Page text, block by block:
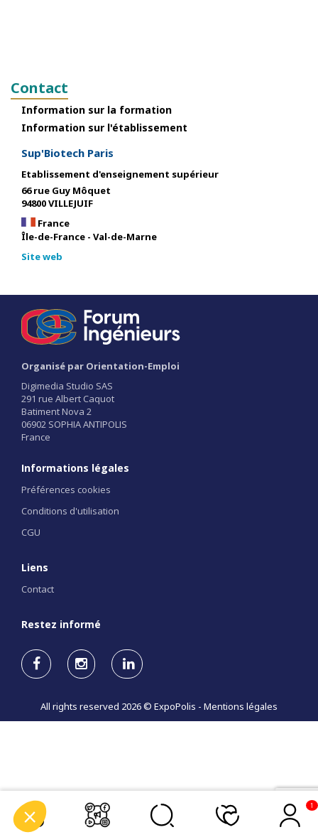
Contact
Information sur la formation
Information sur l'établissement
Sup'Biotech Paris
Etablissement d'enseignement supérieur
66 rue Guy Môquet
94800 VILLEJUIF
France
Île-de-France - Val-de-Marne
Site web
1
Organisé par Orientation-Emploi
Digimedia Studio SAS
291 rue Albert Caquot
Batiment Nova 2
06902 SOPHIA ANTIPOLIS
France
Informations légales
Préférences cookies
Conditions d'utilisation
CGU
Liens
Contact
Restez informé
All rights reserved 2026 © ExpoPolis - Mentions légales